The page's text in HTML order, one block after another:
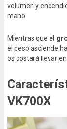
volumen y
mano.
Mientras que el
el peso asciende
os costará llevar
VK700X